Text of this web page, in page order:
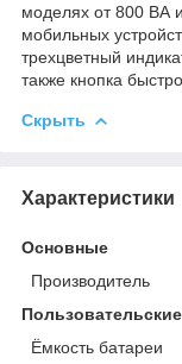
моделях от 800 ВА
мобильных
трехцветный
также кнопка
Скрыть
Характеристики
Основные
Производитель
Ёмкость батареи